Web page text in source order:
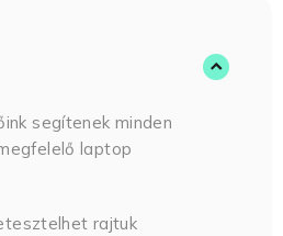
segítenek minden
laptop
rajtuk